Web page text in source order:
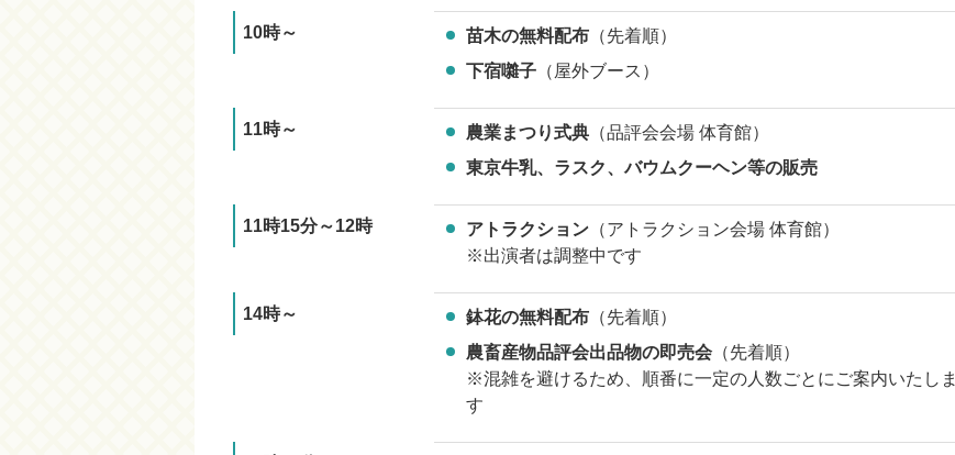
10時～ 苗木の無料配布 （先着順）
下宿囃子 （屋外ブース）
11時～ 農業まつり式典 （品評会会場 体育館）
東京牛乳、ラスク、バウムクーヘン等の販売
11時15分～12時 アトラクション （アトラクション会場 体育館）
※出演者は調整中です
14時～ 鉢花の無料配布 （先着順）
農畜産物品評会出品物の即売会 （先着順）
※混雑を避けるため、順番に一定の人数ごとにご案内いたしま
す